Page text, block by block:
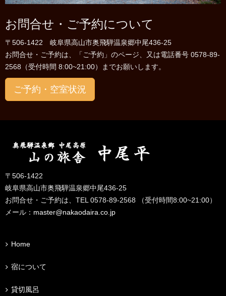
お問合せ・ご予約について
〒506-1422 岐阜県高山市奥飛騨温泉郷中尾436-25
お問合せ・ご予約は、「ご予約」のページ、又は電話番号 0578-89-
2568（受付時間 8:00~21:00）までお願いします。
ご予約・空室状況
〒506-1422
岐阜県高山市奥飛騨温泉郷中尾436-25
お問合せ・ご予約は、TEL 0578-89-2568 （受付時間8:00~21:00）
メール： master@nakaodaira.co.jp
Home
宿について
貸切風呂